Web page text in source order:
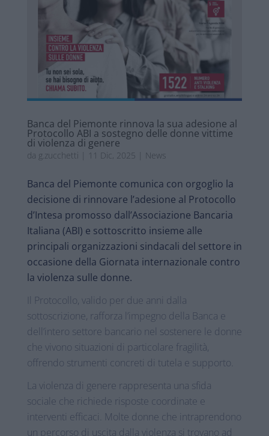
Banca del Piemonte rinnova la sua adesione al
Protocollo ABI a sostegno delle donne vittime
di violenza di genere
da g.zucchetti 11 Dic, 2025 News
Banca del Piemonte comunica con orgoglio la
decisione di rinnovare l’adesione al Protocollo
d’Intesa promosso dall’Associazione Bancaria
Italiana (ABI) e sottoscritto insieme alle
principali organizzazioni sindacali del settore in
occasione della Giornata internazionale contro
la violenza sulle donne.
Il Protocollo, valido per due anni dalla
sottoscrizione, rafforza l’impegno della Banca e
dell’intero settore bancario nel sostenere le donne
che vivono situazioni di particolare fragilità,
offrendo strumenti concreti di tutela e supporto.
La violenza di genere rappresenta una sfida
sociale che richiede risposte coordinate e
interventi efficaci. Molte donne che intraprendono
un percorso di uscita dalla violenza si trovano ad